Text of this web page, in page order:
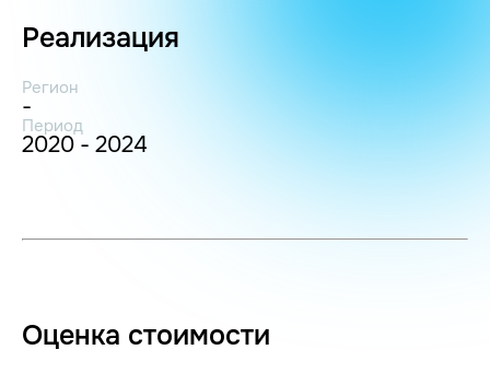
Реализация
Регион
-
Период
2020 - 2024
Оценка стоимости